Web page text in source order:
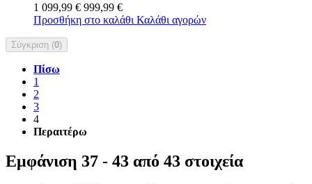
1 099,99 € 999,99 €
Προσθήκη στο καλάθι Καλάθι αγορών
Σύγκριση (0)
Πίσω
1
2
3
4
Περαιτέρω
Εμφάνιση 37 - 43 από 43 στοιχεία